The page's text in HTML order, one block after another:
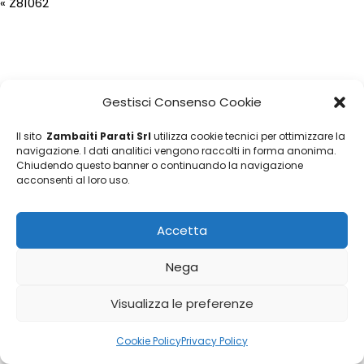
Gestisci Consenso Cookie
Il sito Zambaiti Parati Srl utilizza cookie tecnici per ottimizzare la
navigazione. I dati analitici vengono raccolti in forma anonima.
Chiudendo questo banner o continuando la navigazione
acconsenti al loro uso.
Accetta
Nega
Visualizza le preferenze
Cookie PolicyPrivacy Policy